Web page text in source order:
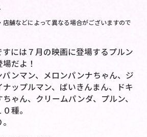
舗などによって異なる場合がございますので
には７月の映画に登場するプルン
だよ！
ンマン、メロンパンナちゃん、ジ
ップルマン、ばいきんまん、ドキ
ゃん、クリームパンダ、プルン、
種。